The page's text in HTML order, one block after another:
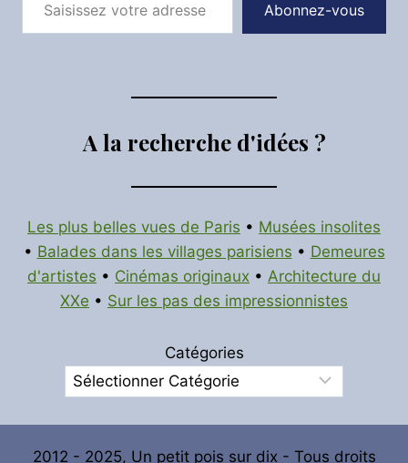
Abonnez-vous
A la recherche d'idées ?
Les plus belles vues de Paris • Musées insolites
• Balades dans les villages parisiens • Demeures
d'artistes • Cinémas originaux • Architecture du
XXe • Sur les pas des impressionnistes
Catégories
2012 - 2025, Un petit pois sur dix - Tous droits